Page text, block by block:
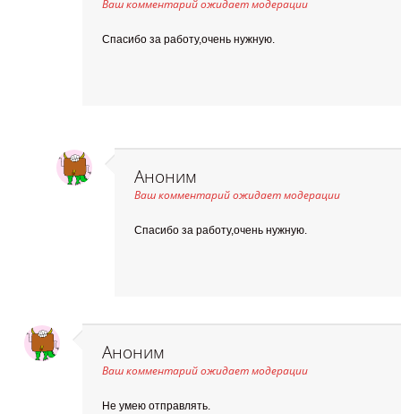
Ваш комментарий ожидает модерации
Спасибо за работу,очень нужную.
Аноним
Ваш комментарий ожидает модерации
Спасибо за работу,очень нужную.
Аноним
Ваш комментарий ожидает модерации
Не умею отправлять.